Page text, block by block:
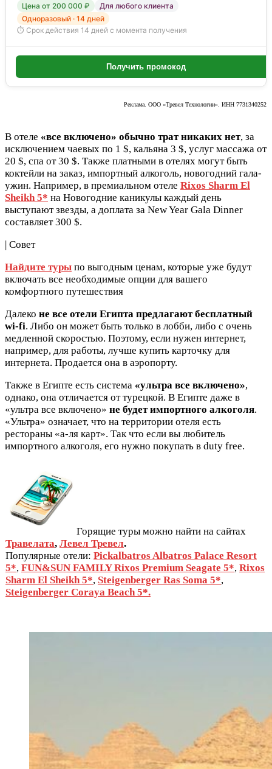
Цена от 200 000 ₽
Для любого клиента
Одноразовый · 14 дней
⏱ Срок действия 14 дней с момента получения
Получить промокод
Реклама. ООО «Тревел Технологии». ИНН 7731340252
В отеле «все включено» обычно трат никаких нет, за
исключением чаевых по 1 $, кальяна 3 $, услуг массажа от
20 $, спа от 30 $. Также платными в отелях могут быть
коктейли на заказ, импортный алкоголь, новогодний гала-
ужин. Например, в премиальном отеле Rixos Sharm El
Sheikh 5* на Новогодние каникулы каждый день
выступают звезды, а доплата за New Year Gala Dinner
составляет 300 $.
| Совет
Найдите туры по выгодным ценам, которые уже будут
включать все необходимые опции для вашего
комфортного путешествия
Далеко не все отели Египта предлагают бесплатный
wi-fi. Либо он может быть только в лобби, либо с очень
медленной скоростью. Поэтому, если нужен интернет,
например, для работы, лучше купить карточку для
интернета. Продается она в аэропорту.
Также в Египте есть система «ультра все включено»,
однако, она отличается от турецкой. В Египте даже в
«ультра все включено» не будет импортного алкоголя.
«Ультра» означает, что на территории отеля есть
рестораны «а-ля карт». Так что если вы любитель
импортного алкоголя, его нужно покупать в duty free.
Горящие туры можно найти на сайтах
Травелата, Левел Тревел.
Популярные отели: Pickalbatros Albatros Palace Resort
5*, FUN&SUN FAMILY Rixos Premium Seagate 5*, Rixos
Sharm El Sheikh 5*, Steigenberger Ras Soma 5*,
Steigenberger Coraya Beach 5*.